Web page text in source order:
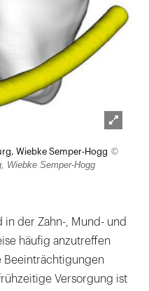
öffnen
Wiebke Semper-Hogg ©
Wiebke Semper-Hogg
in der Zahn-, Mund- und
häufig anzutreffen
Beeinträchtigungen
Versorgung ist